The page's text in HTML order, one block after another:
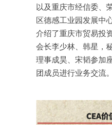
以及重庆市经信委、
区德感工业园发展中
介绍了重庆市贸易投
会长李少林、韩星，
理事成昊、宋韬参加
团成员进行业务交流